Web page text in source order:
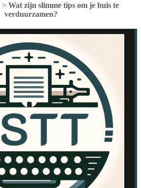
> Wat zijn slimme tips om je huis te
verduurzamen?